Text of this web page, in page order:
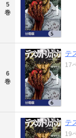
5
巻
6
巻
テ
17
テ
19